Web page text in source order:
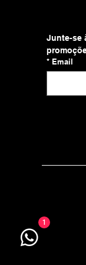
1
Junte-se
* Email
Av. da Invernada, 138, Campo
brasilboards@gmail.com |